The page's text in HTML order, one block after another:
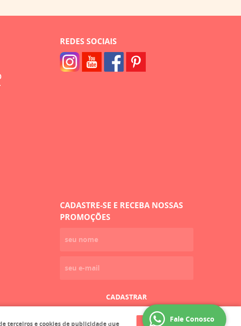
REDES SOCIAIS
CADASTRE-SE E RECEBA NOSSAS
PROMOÇÕES
CADASTRAR
terceiros e cookies de publicidade que
Fale Conosco